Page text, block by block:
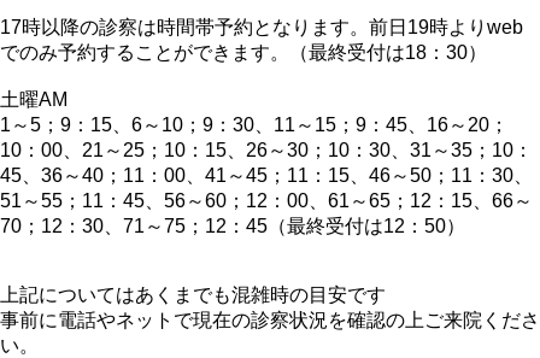
17時以降の診察は時間帯予約となります。前日19時よりweb
でのみ予約することができます。（最終受付は18：30）
土曜AM
1～5；9：15、6～10；9：30、11～15；9：45、16～20；
10：00、21～25；10：15、26～30；10：30、31～35；10：
45、36～40；11：00、41～45；11：15、46～50；11：30、
51～55；11：45、56～60；12：00、61～65；12：15、66～
70；12：30、71～75；12：45（最終受付は12：50）
上記についてはあくまでも混雑時の目安です
事前に電話やネットで現在の診察状況を確認の上ご来院くださ
い。